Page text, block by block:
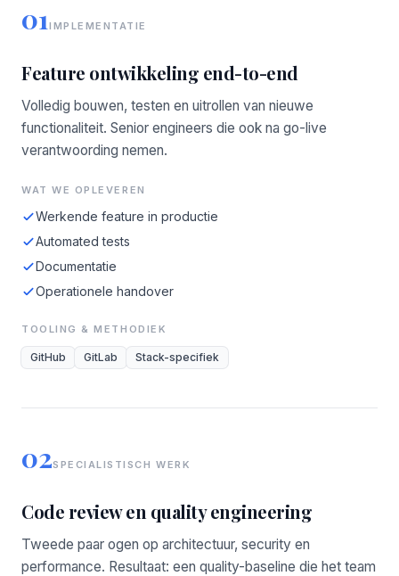
01IMPLEMENTATIE
Feature ontwikkeling end-to-end
Volledig bouwen, testen en uitrollen van nieuwe
functionaliteit. Senior engineers die ook na go-live
verantwoording nemen.
WAT WE OPLEVEREN
Werkende feature in productie
Automated tests
Documentatie
Operationele handover
TOOLING & METHODIEK
GitHub GitLab Stack-specifiek
02SPECIALISTISCH WERK
Code review en quality engineering
Tweede paar ogen op architectuur, security en
performance. Resultaat: een quality-baseline die het team